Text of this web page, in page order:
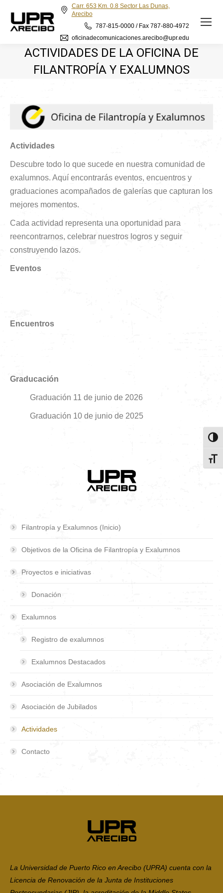
Carr. 653 Km. 0.8 Sector Las Dunas,
Arecibo
787-815-0000 / Fax 787-880-4972
oficinadecomunicaciones.arecibo@upr.edu
ACTIVIDADES DE LA OFICINA DE
FILANTROPÍA Y EXALUMNOS
Actividades
Descubre todo lo que sucede en nuestra comunidad de
exalumnos. Aquí encontrarás eventos, encuentros y
graduaciones acompañados de galerías que capturan los
mejores momentos.
Cada actividad representa una oportunidad para
reencontrarnos, celebrar nuestros logros y seguir
construyendo lazos.
Eventos
Encuentros
Graducación
Graduación 11 de junio de 2026
Graduación 10 de junio de 2025
Filantropía y Exalumnos (Inicio)
Objetivos de la Oficina de Filantropía y Exalumnos
Proyectos e iniciativas
Donación
Exalumnos
Registro de exalumnos
Exalumnos Destacados
Asociación de Exalumnos
Asociación de Jubilados
Actividades
Contacto
La Universidad de Puerto Rico en Arecibo (UPRA) cuenta con la
Licencia de Renovación de la Junta de Instituciones